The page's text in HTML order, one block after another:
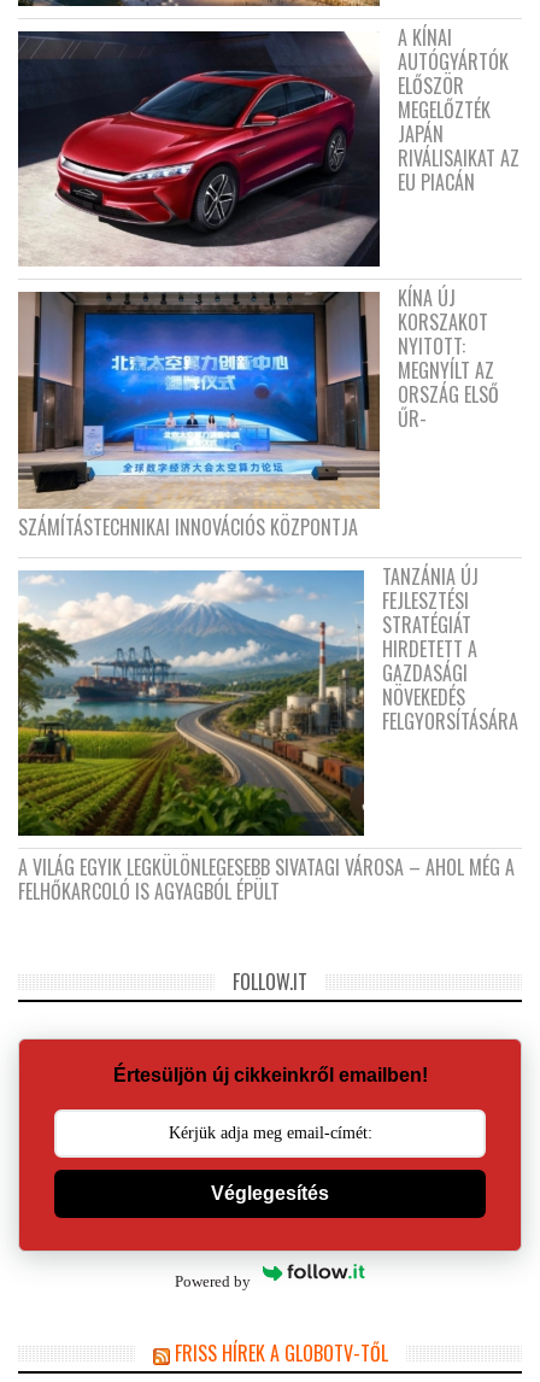
A KÍNAI
AUTÓGYÁRTÓK
ELŐSZÖR
MEGELŐZTÉK
JAPÁN
RIVÁLISAIKAT AZ
EU PIACÁN
KÍNA ÚJ
KORSZAKOT
NYITOTT:
MEGNYÍLT AZ
ORSZÁG ELSŐ
ŰR-
SZÁMÍTÁSTECHNIKAI INNOVÁCIÓS KÖZPONTJA
TANZÁNIA ÚJ
FEJLESZTÉSI
STRATÉGIÁT
HIRDETETT A
GAZDASÁGI
NÖVEKEDÉS
FELGYORSÍTÁSÁRA
A VILÁG EGYIK LEGKÜLÖNLEGESEBB SIVATAGI VÁROSA – AHOL MÉG A
FELHŐKARCOLÓ IS AGYAGBÓL ÉPÜLT
FOLLOW.IT
Értesüljön új cikkeinkről emailben!
Véglegesítés
Powered by
FRISS HÍREK A GLOBOTV-TŐL